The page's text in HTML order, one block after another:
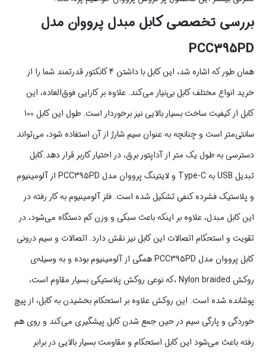
بررسی تخصصی کابل مبدل پرووان مدل
PCC395PD
همان طور که اشاره شد، این کابل با داشتن 4 کانکتور قدرتمند شما را از
خرید انواع مختلف کابل بی‌نیاز می‌کند. علاوه بر کارایی فوق‌العاده، این
کابل از کیفیت ساخت بسیار بالایی نیز برخوردار است. طول این کابل 100
سانتی‌متر است و چنانچه به عنوان سیم شارژ از آن استفاده شود، می‌تواند
دسترسی به طول یک متر از آداپتور برق، در اختیار کاربر قرار دهد.کابل
تبدیل USB به Type-C و لایتینگ پرووان مدل PCC395PD از آلومینیوم
و پلاستیک فشرده کنفی تشکیل شده است. فلز آلومینیوم به کار رفته در
این کابل مبدل، علاوه بر اینکه باعث سبکی و وزن کم دستگاه می‌شود، در
تقویت و استحکام اتصالات این کابل نیز نقش دارد. اتصالات و سیم درونی
کابل پرووان مدل PCC395PD همگی از آلومینیوم بوده و به وسیله‌ی
روکش Nylon braided ،که نوعی روکش پلاستیکی بسیار مقاوم است،
پوشانده شده است. این روکش علاوه بر استحکام بخشیدن به کابل، از پیچ
خوردگی و پارگی سیم در حین جمع شدن کابل پیشگیری می‌کند و روی هم
رفته باعث می‌شود این کابل استحکام و مقاومت بسیار بالایی در برابر